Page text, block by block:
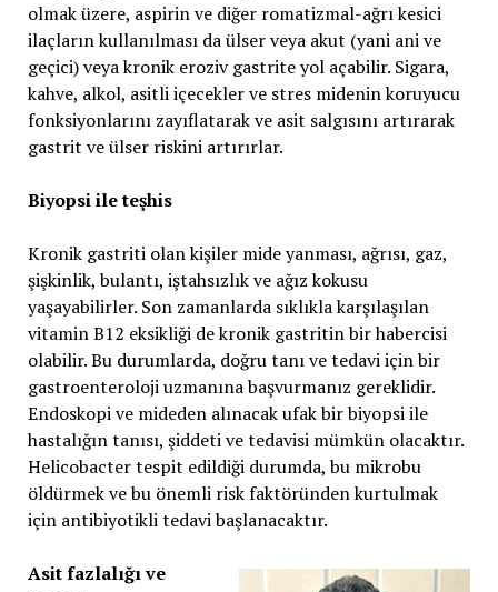
olmak üzere, aspirin ve diğer romatizmal-ağrı kesici
ilaçların kullanılması da ülser veya akut (yani ani ve
geçici) veya kronik eroziv gastrite yol açabilir. Sigara,
kahve, alkol, asitli içecekler ve stres midenin koruyucu
fonksiyonlarını zayıflatarak ve asit salgısını artırarak
gastrit ve ülser riskini artırırlar.
Biyopsi ile teşhis
Kronik gastriti olan kişiler mide yanması, ağrısı, gaz,
şişkinlik, bulantı, iştahsızlık ve ağız kokusu
yaşayabilirler. Son zamanlarda sıklıkla karşılaşılan
vitamin B12 eksikliği de kronik gastritin bir habercisi
olabilir. Bu durumlarda, doğru tanı ve tedavi için bir
gastroenteroloji uzmanına başvurmanız gereklidir.
Endoskopi ve mideden alınacak ufak bir biyopsi ile
hastalığın tanısı, şiddeti ve tedavisi mümkün olacaktır.
Helicobacter tespit edildiği durumda, bu mikrobu
öldürmek ve bu önemli risk faktöründen kurtulmak
için antibiyotikli tedavi başlanacaktır.
Asit fazlalığı ve